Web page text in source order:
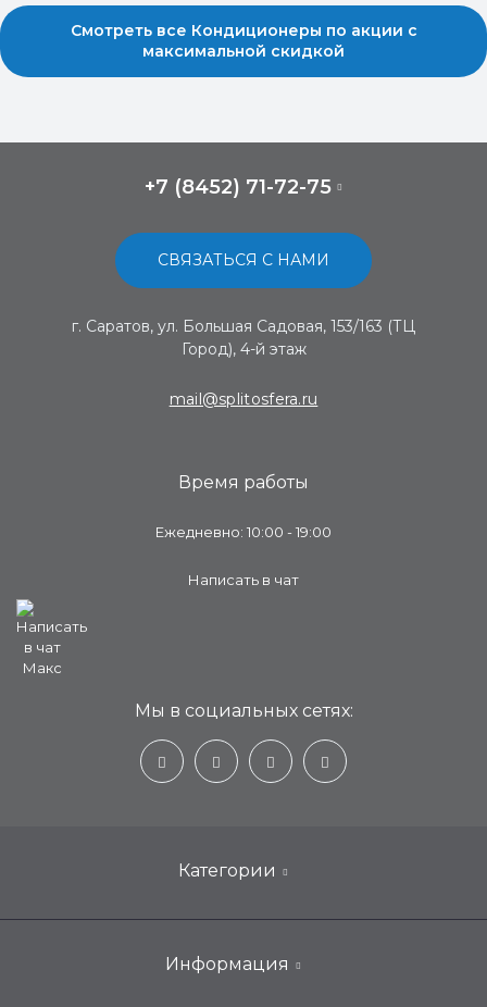
Смотреть все Кондиционеры по акции с
максимальной скидкой
+7 (8452) 71-72-75
СВЯЗАТЬСЯ С НАМИ
г. Саратов, ул. Большая Садовая, 153/163 (ТЦ
Город), 4-й этаж
mail@splitosfera.ru
Категории
Настенные кондиционеры для дома
Информация
Время работы
Ежедневно: 10:00 - 19:00
Написать в чат
Мы в социальных сетях: